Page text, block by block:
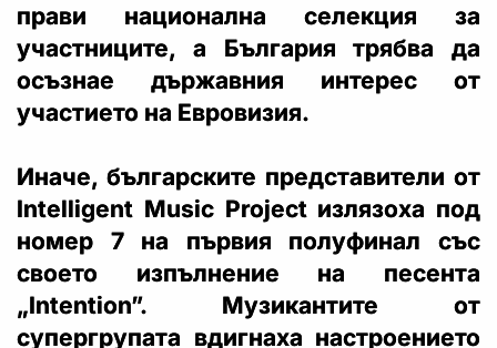
прави национална селекция за
участниците, а България трябва да
осъзнае държавния интерес от
участието на Евровизия.
Иначе, българските представители от
Intelligent Music Project излязоха под
номер 7 на първия полуфинал със
своето изпълнение на песента
„Intention”. Музикантите от
супергрупата вдигнаха настроението